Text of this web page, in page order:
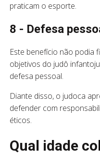
praticam o esporte.
8 - Defesa
Este benefício não podia
objetivos do judô
defesa pessoal.
Diante disso, o judoca
defender com
éticos.
Qual idade